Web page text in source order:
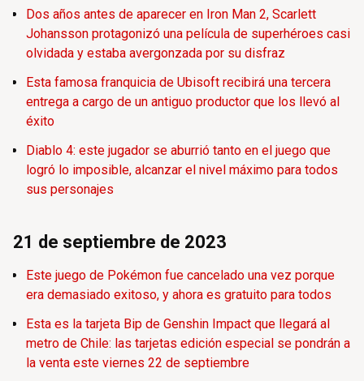
Dos años antes de aparecer en Iron Man 2, Scarlett
Johansson protagonizó una película de superhéroes casi
olvidada y estaba avergonzada por su disfraz
Esta famosa franquicia de Ubisoft recibirá una tercera
entrega a cargo de un antiguo productor que los llevó al
éxito
Diablo 4: este jugador se aburrió tanto en el juego que
logró lo imposible, alcanzar el nivel máximo para todos
sus personajes
21 de septiembre de 2023
Este juego de Pokémon fue cancelado una vez porque
era demasiado exitoso, y ahora es gratuito para todos
Esta es la tarjeta Bip de Genshin Impact que llegará al
metro de Chile: las tarjetas edición especial se pondrán a
la venta este viernes 22 de septiembre